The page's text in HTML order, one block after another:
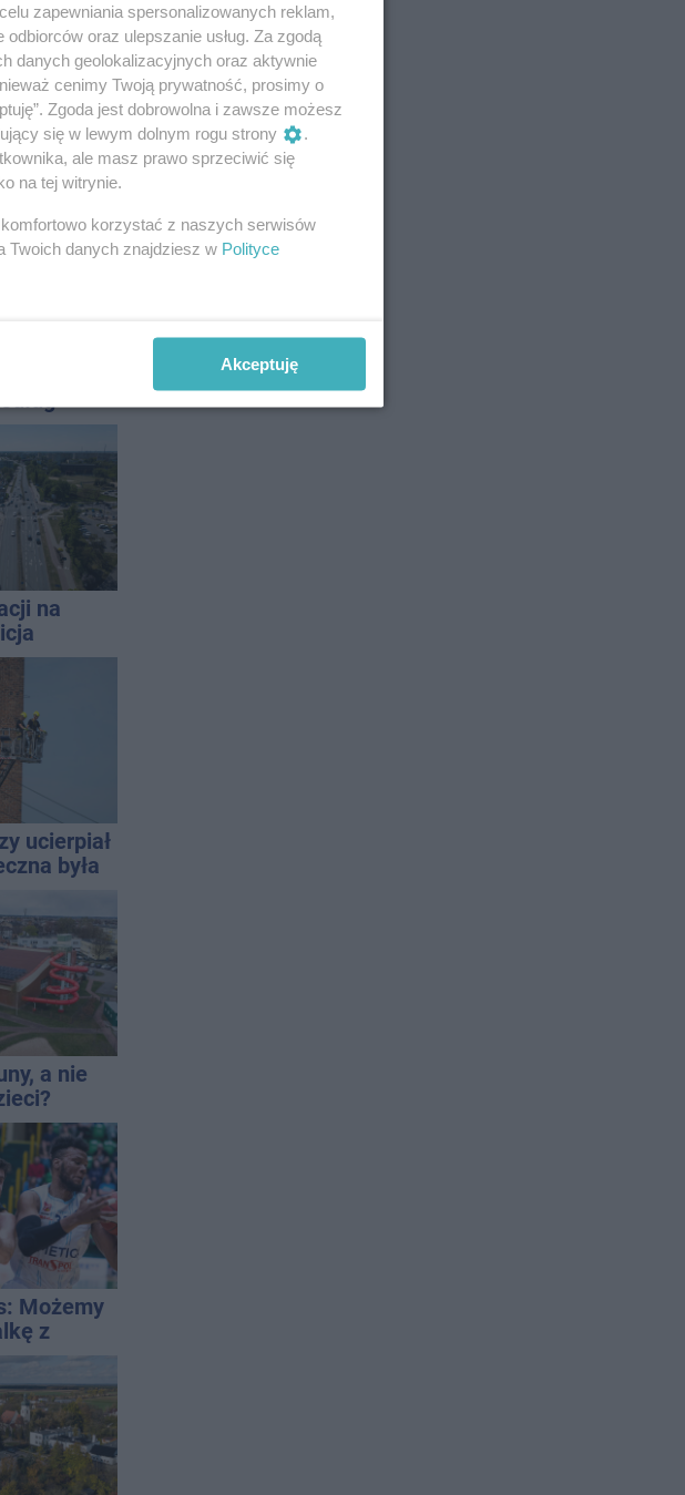
z
na
lipiec
ucierpiał
była
a nie
Możemy
z
zapewniania spersonalizowanych reklam,
oraz ulepszanie usług. Za zgodą
danych geolokalizacyjnych oraz aktywnie
cenimy Twoją prywatność, prosimy o
Zgoda jest dobrowolna i zawsze możesz
się w lewym dolnym rogu strony
.
ale masz prawo sprzeciwić się
na tej witrynie.
korzystać z naszych serwisów
Twoich danych znajdziesz w Polityce
Akceptuję